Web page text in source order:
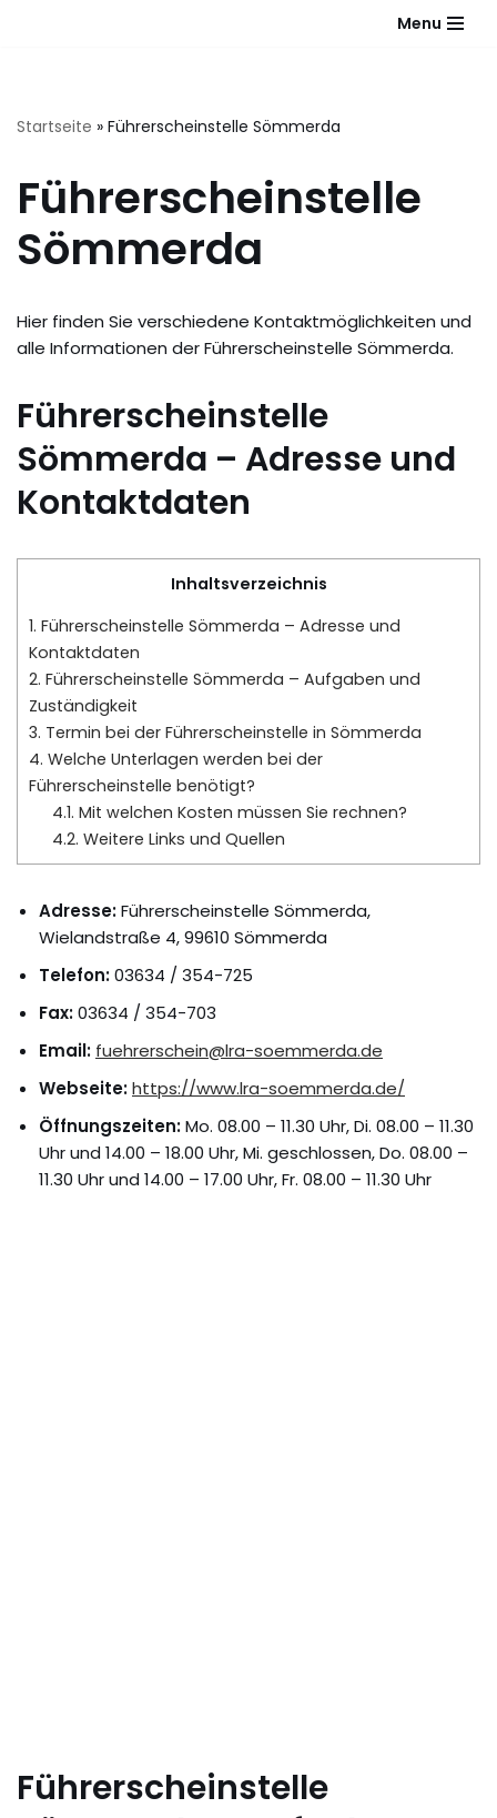
Menu
Startseite » Führerscheinstelle Sömmerda
Führerscheinstelle
Sömmerda
Hier finden Sie verschiedene Kontaktmöglichkeiten und
alle Informationen der Führerscheinstelle Sömmerda.
Führerscheinstelle
Sömmerda – Adresse und
Kontaktdaten
Inhaltsverzeichnis
1. Führerscheinstelle Sömmerda – Adresse und
Kontaktdaten
2. Führerscheinstelle Sömmerda – Aufgaben und
Zuständigkeit
3. Termin bei der Führerscheinstelle in Sömmerda
4. Welche Unterlagen werden bei der
Führerscheinstelle benötigt?
4.1. Mit welchen Kosten müssen Sie rechnen?
4.2. Weitere Links und Quellen
Adresse:Führerscheinstelle Sömmerda,
Wielandstraße 4, 99610 Sömmerda
Telefon:03634 / 354-725
Fax:03634 / 354-703
Email: fuehrerschein@lra-soemmerda.de
Webseite:https://www.lra-soemmerda.de/
Öffnungszeiten:Mo. 08.00 – 11.30 Uhr, Di. 08.00 – 11.30
Uhr und 14.00 – 18.00 Uhr, Mi. geschlossen, Do. 08.00 –
11.30 Uhr und 14.00 – 17.00 Uhr, Fr. 08.00 – 11.30 Uhr
Führerscheinstelle